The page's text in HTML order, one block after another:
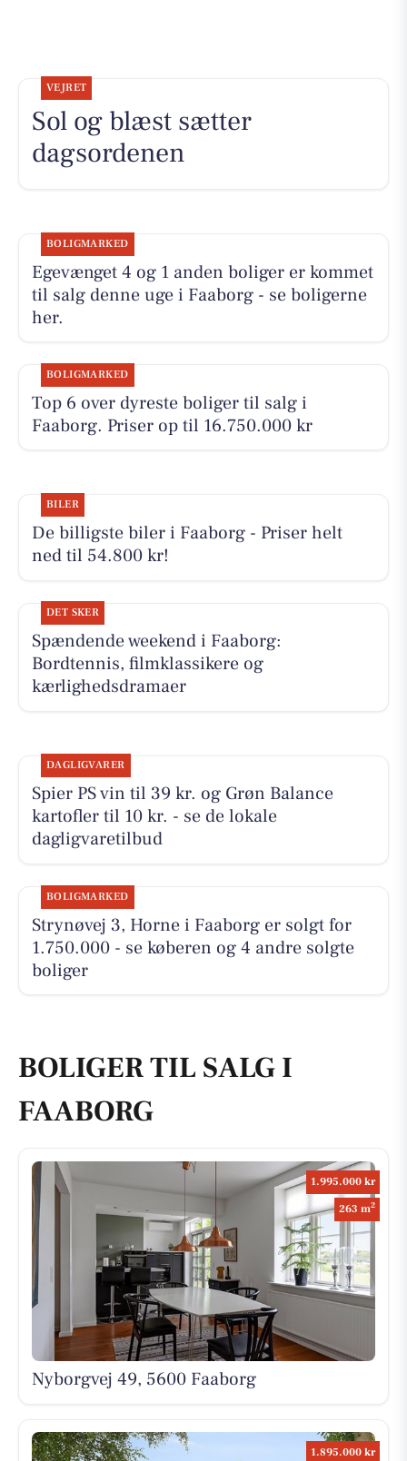
VEJRET
Sol og blæst sætter
dagsordenen
BOLIGMARKED
Egevænget 4 og 1 anden boliger er kommet
til salg denne uge i Faaborg - se boligerne
her.
BOLIGMARKED
Top 6 over dyreste boliger til salg i
Faaborg. Priser op til 16.750.000 kr
BILER
De billigste biler i Faaborg - Priser helt
ned til 54.800 kr!
DET SKER
Spændende weekend i Faaborg:
Bordtennis, filmklassikere og
kærlighedsdramaer
DAGLIGVARER
Spier PS vin til 39 kr. og Grøn Balance
kartofler til 10 kr. - se de lokale
dagligvaretilbud
BOLIGMARKED
Strynøvej 3, Horne i Faaborg er solgt for
1.750.000 - se køberen og 4 andre solgte
boliger
BOLIGER TIL SALG I
FAABORG
1.995.000 kr
263 m2
Nyborgvej 49, 5600 Faaborg
1.895.000 kr